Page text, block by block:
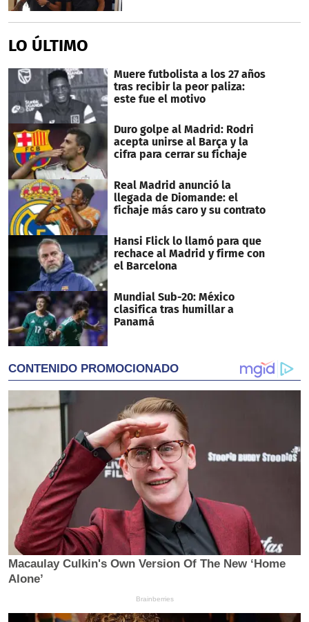
LO ÚLTIMO
Muere futbolista a los 27 años
tras recibir la peor paliza:
este fue el motivo
Duro golpe al Madrid: Rodri
acepta unirse al Barça y la
cifra para cerrar su fichaje
Real Madrid anunció la
llegada de Diomande: el
fichaje más caro y su contrato
Hansi Flick lo llamó para que
rechace al Madrid y firme con
el Barcelona
Mundial Sub-20: México
clasifica tras humillar a
Panamá